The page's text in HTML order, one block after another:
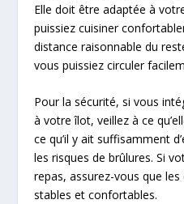
Elle doit être adaptée à
puissiez cuisiner
distance raisonnable du
vous puissiez circuler
Pour la sécurité, si vous
à votre îlot, veillez à ce
ce qu’il y ait suffisamment
les risques de brûlures. Si
repas, assurez-vous que
stables et confortables.